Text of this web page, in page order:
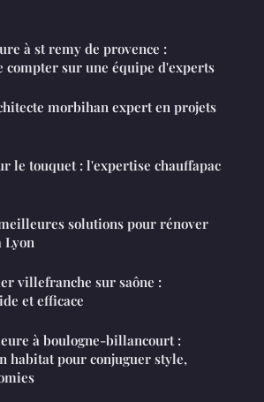
à st remy de provence :
compter sur une équipe d'experts
morbihan expert en projets
le touquet : l'expertise chauffapac
solutions pour rénover
Lyon
villefranche sur saône :
et efficace
à boulogne-billancourt :
habitat pour conjuguer style,